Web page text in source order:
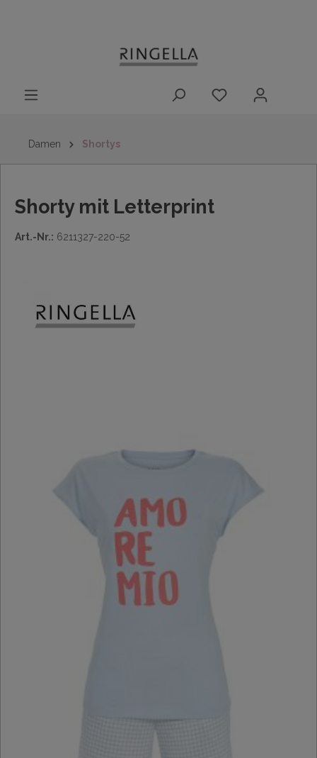
Damen Shortys
Shorty mit Letterprint
Art.-Nr.: 6211327-220-52